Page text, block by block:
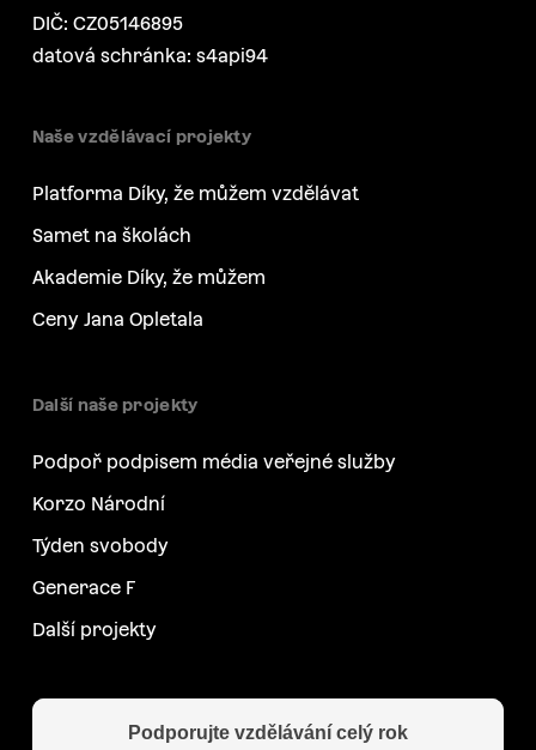
DIČ: CZ05146895
datová schránka: s4api94
Naše vzdělávací projekty
Platforma Díky, že můžem vzdělávat
Samet na školách
Akademie Díky, že můžem
Ceny Jana Opletala
Další naše projekty
Podpoř podpisem média veřejné služby
Korzo Národní
Týden svobody
Generace F
Další projekty